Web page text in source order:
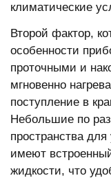
климатические
Второй фактор,
особенности
проточными и
мгновенно
поступление в
Небольшие по
пространства
имеют
жидкости, что